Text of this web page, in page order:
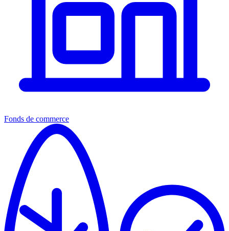
Fonds de commerce